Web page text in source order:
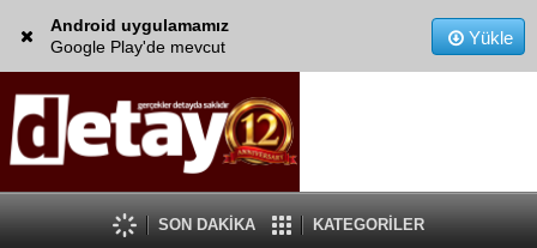
Android uygulamamız
Google Play'de mevcut
Yükle
SON DAKİKA KATEGORİLER